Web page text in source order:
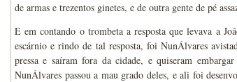
de armas e trezentos ginetes, e de outra gente de pé
E em contando o trombeta a resposta que levava a
escárnio e rindo de tal resposta, foi NunÁlvares
pressa e saíram fora da cidade, e quiseram
NunÁlvares passou a mau grado deles, e ali foi